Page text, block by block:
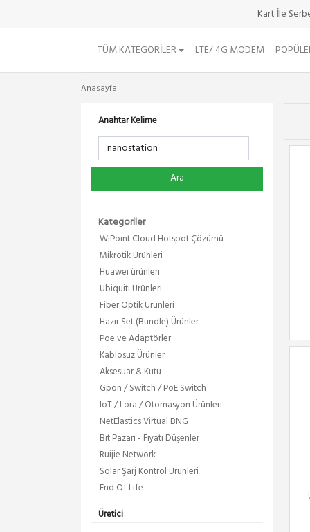
Kart İle
TÜM KATEGORILER LTE/ 4G MODEM
Anasayfa
Anahtar Kelime
Ara
Kategoriler
WiPoint Cloud Hotspot Çözümü
Mikrotik Ürünleri
Huawei ürünleri
Ubiquiti Ürünleri
Fiber Optik Ürünleri
Hazir Set (Bundle) Ürünler
Poe ve Adaptörler
Kablosuz Ürünler
Aksesuar & Kutu
Gpon / Switch / PoE Switch
IoT / Lora / Otomasyon Ürünleri
NetElastics Virtual BNG
Bit Pazarı - Fiyatı Düşenler
Ruijie Network
Solar Şarj Kontrol Ürünleri
End Of Life
Üretici